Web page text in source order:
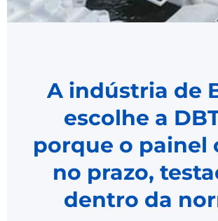
A indústria de
escolhe a
porque o painel
no prazo,
dentro da